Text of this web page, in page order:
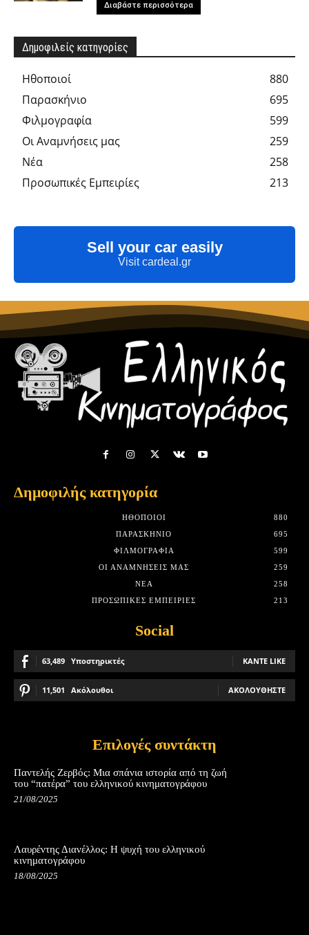
Διαβάστε περισσότερα
Δημοφιλείς κατηγορίες
Hθοποιοί
880
Παρασκήνιο
695
Φιλμογραφία
599
Οι Αναμνήσεις μας
259
Νέα
258
Προσωπικές Εμπειρίες
213
Sell your car easily
Visit cardeal.gr
Δημοφιλής κατηγορία
HΘΟΠΟΙΟΊ
880
ΠΑΡΑΣΚΉΝΙΟ
695
ΦΙΛΜΟΓΡΑΦΊΑ
599
ΟΙ ΑΝΑΜΝΉΣΕΙΣ ΜΑΣ
259
ΝΈΑ
258
ΠΡΟΣΩΠΙΚΈΣ ΕΜΠΕΙΡΊΕΣ
213
Social
63,489 Υποστηρικτές ΚΆΝΤΕ LIKE
11,501 Ακόλουθοι ΑΚΟΛΟΥΘΉΣΤΕ
Επιλογές συντάκτη
Παντελής Ζερβός: Μια σπάνια ιστορία από τη ζωή
του “πατέρα” του ελληνικού κινηματογράφου
21/08/2025
Λαυρέντης Διανέλλος: Η ψυχή του ελληνικού
κινηματογράφου
18/08/2025